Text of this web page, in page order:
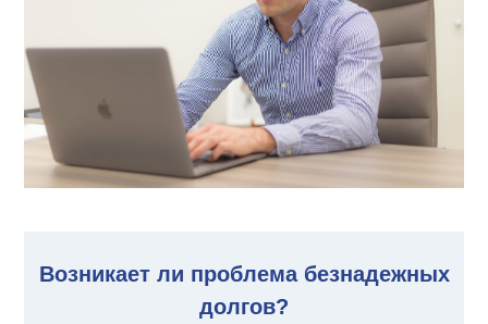
Возникает ли проблема безнадежных
долгов?